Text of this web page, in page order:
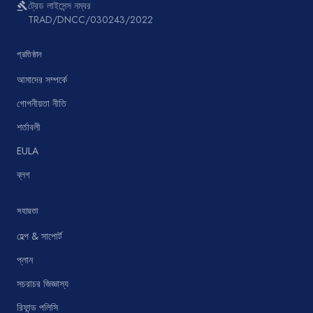
gavelট্রেড লাইসেন্স নম্বর
TRAD/DNCC/030243/2022
প্রতিষ্ঠান
আমাদের সম্পর্কে
গোপনীয়তা নীতি
শর্তাবলী
EULA
ব্লগ
সহায়তা
হেল্প & সাপোর্ট
প্লান
সচরাচর জিজ্ঞাস্য
রিফান্ড পলিসি